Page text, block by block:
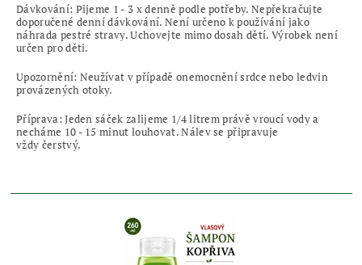
Dávkování: Pijeme 1 - 3 x denně podle potřeby. Nepřekračujte
doporučené denní dávkování. Není určeno k používání jako
náhrada pestré stravy. Uchovejte mimo dosah dětí. Výrobek není
určen pro děti.
Upozornění: Neužívat v případě onemocnění srdce nebo ledvin
provázených otoky.
Příprava: Jeden sáček zalijeme 1/4 litrem právě vroucí vody a
necháme 10 - 15 minut louhovat. Nálev se připravuje
vždy čerstvý.